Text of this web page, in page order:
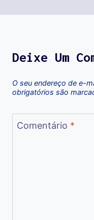
Deixe Um
O seu endereço de e-
obrigatórios são
Comentário *